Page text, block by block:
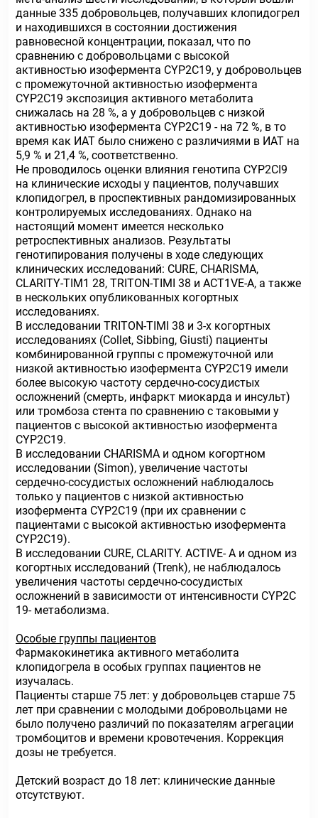
данные 335 добровольцев, получавших клопидогрел
и находившихся в состоянии достижения
равновесной концентрации, показал, что по
сравнению с добровольцами с высокой
активностью изофермента CYP2C19, у добровольцев
с промежуточной активностью изофермента
СYP2C19 экспозиция активного метаболита
снижалась на 28 %, а у добровольцев с низкой
активностью изофермента CYP2C19 - на 72 %, в то
время как ИАТ было снижено с различиями в ИАТ на
5,9 % и 21,4 %, соответственно.
Не проводилось оценки влияния генотипа CYP2CI9
на клинические исходы у пациентов, получавших
клопидогрел, в проспективных рандомизированных
контролируемых исследованиях. Однако на
настоящий момент имеется несколько
ретроспективных анализов. Результаты
генотипирования получены в ходе следующих
клинических исследований: CURE, CHARISMA,
CLARITY-TIM1 28, TRITON-TIMI 38 и ACT1VE-A, а также
в нескольких опубликованных когортных
исследованиях.
В исследовании TRITON-TIMI 38 и 3-х когортных
исследованиях (Collet, Sibbing, Giusti) пациенты
комбинированной группы с промежуточной или
низкой активностью изофермента CYP2C19 имели
более высокую частоту сердечно-сосудистых
осложнений (смерть, инфаркт миокарда и инсульт)
или тромбоза стента по сравнению с таковыми у
пациентов с высокой активностью изофермента
CYP2C19.
В исследовании CHARISMA и одном когортном
исследовании (Simon), увеличение частоты
сердечно-сосудистых осложнений наблюдалось
только у пациентов с низкой активностью
изофермента CYP2C19 (при их сравнении с
пациентами с высокой активностью изофермента
CYP2C19).
В исследовании CURE, CLARITY. ACTIVE- А и одном из
когортных исследований (Trenk), не наблюдалось
увеличения частоты сердечно-сосудистых
осложнений в зависимости от интенсивности CYP2C
19- метаболизма.
Особые группы пациентов
Фармакокинетика активного метаболита
клопидогрела в особых группах пациентов не
изучалась.
Пациенты старше 75 лет: у добровольцев старше 75
лет при сравнении с молодыми добровольцами не
было получено различий по показателям агрегации
тромбоцитов и времени кровотечения. Коррекция
дозы не требуется.
Детский возраст до 18 лет: клинические данные
отсутствуют.